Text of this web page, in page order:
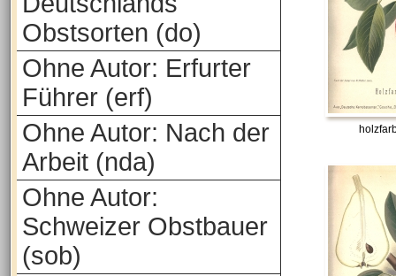
Obstsorten (do)
Ohne Autor: Erfurter
Führer (erf)
Ohne Autor: Nach der
Arbeit (nda)
Ohne Autor:
Schweizer Obstbauer
(sob)